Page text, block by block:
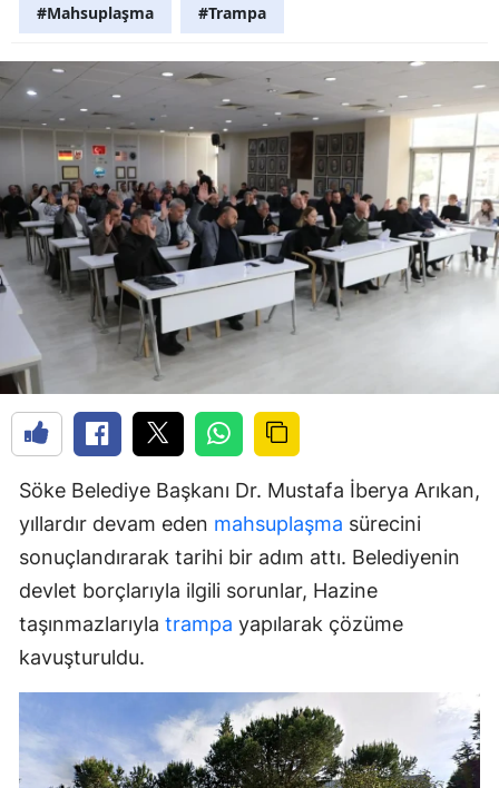
#Mahsuplaşma #Trampa
Söke Belediye Başkanı Dr. Mustafa İberya Arıkan,
yıllardır devam eden mahsuplaşma sürecini
sonuçlandırarak tarihi bir adım attı. Belediyenin
devlet borçlarıyla ilgili sorunlar, Hazine
taşınmazlarıyla trampa yapılarak çözüme
kavuşturuldu.